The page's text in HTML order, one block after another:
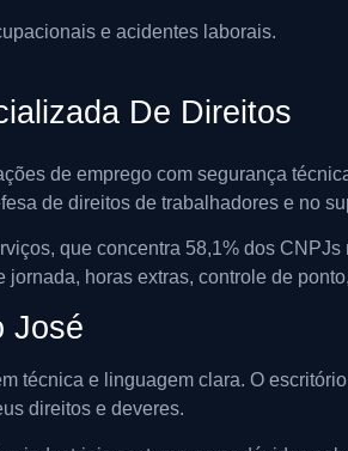
e acidentes laborais.
De Direitos
de emprego com segurança
de direitos de trabalhadores e no
que concentra 58,1% dos
horas extras, controle de
José
técnica e linguagem clara. O
direitos e deveres.